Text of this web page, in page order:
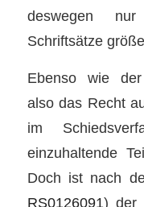
deswegen
Schriftsätze
Ebenso wie der
also das Recht
im
einzuhaltende
Doch ist nach
RS0126091) der